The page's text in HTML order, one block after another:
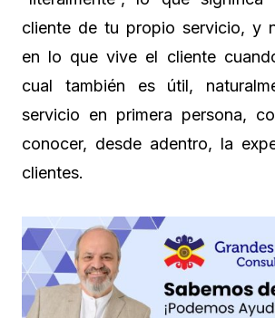
cliente de tu propio servicio, y
en lo que vive el cliente
cual también es útil,
servicio en primera persona,
conocer, desde adentro, la
clientes.